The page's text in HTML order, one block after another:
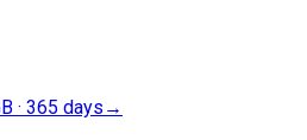
· 365 days →